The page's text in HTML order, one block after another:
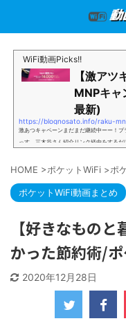
WiFi動画Picks!!
【激ア
MNPキャ
最新)
https://blognosato.info/raku-
激あつキャペーンまだまだ継続中ーー！
っす。三木谷さん紹介リンク経由をする
谷さんキャンペーン／2回線目以降でもOK
別招待ページから楽天モバイ...
HOME >ポケットWiFi >ポ
ポケットWiFi動画まとめ
【好きなもの
かった節約術/
2020年12月28日